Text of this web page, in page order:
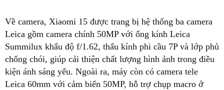
Về camera, Xiaomi 15 được trang bị hệ thống ba camera
Leica gồm camera chính 50MP với ống kính Leica
Summilux khẩu độ f/1.62, thấu kính phi cầu 7P và lớp phủ
chống chói, giúp cải thiện chất lượng hình ảnh trong điều
kiện ánh sáng yếu. Ngoài ra, máy còn có camera tele
Leica 60mm với cảm biến 50MP, hỗ trợ chụp macro ở